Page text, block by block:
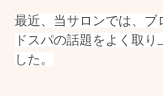
最近、当サロンでは、ブ
ドスパの話題をよく取り
した。